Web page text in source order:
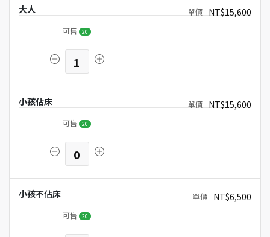
大人 NT$15,600
可售 20
1
小孩佔床 NT$15,600
可售 20
0
小孩不佔床 NT$6,500
可售 20